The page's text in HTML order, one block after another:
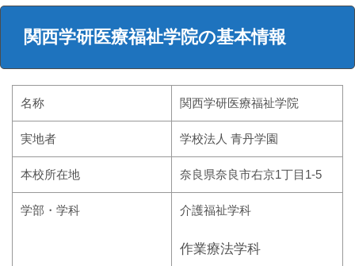
関西学研医療福祉学院の基本情報
名称 関西学研医療福祉学院
実地者 学校法人 青丹学園
本校所在地 奈良県奈良市右京1丁目1-5
学部・学科 介護福祉学科
作業療法学科